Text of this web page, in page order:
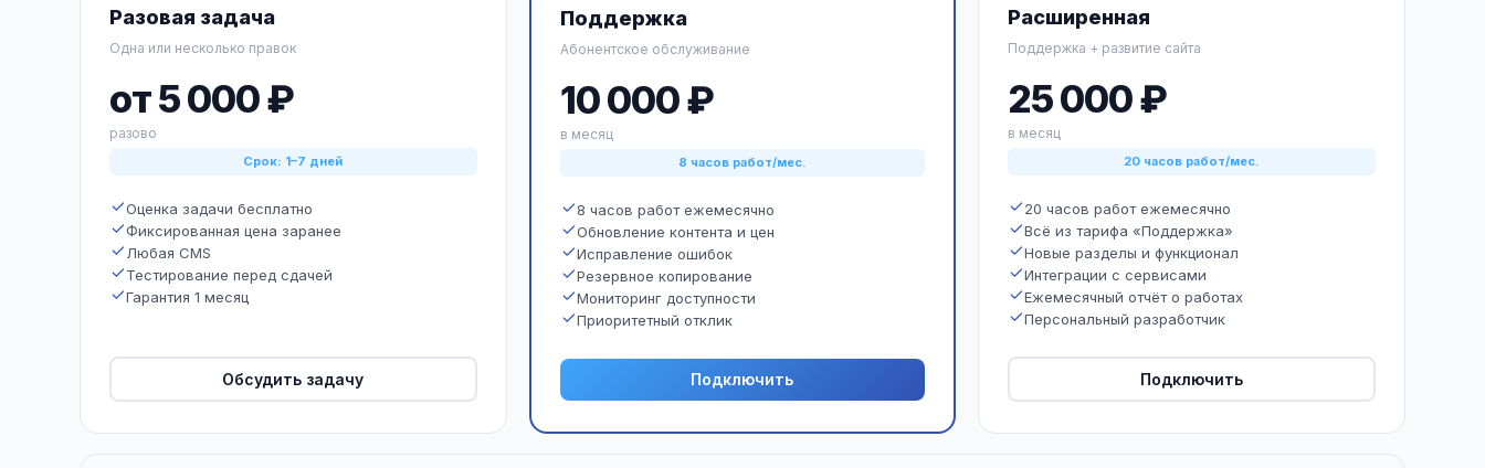
Разовая задача
Одна или несколько правок
от 5 000 ₽
разово
Срок: 1–7 дней
Оценка задачи бесплатно
Фиксированная цена заранее
Любая CMS
Тестирование перед сдачей
Гарантия 1 месяц
Обсудить задачу
Поддержка
Абонентское обслуживание
10 000 ₽
в месяц
8 часов работ/мес.
8 часов работ ежемесячно
Обновление контента и цен
Исправление ошибок
Резервное копирование
Мониторинг доступности
Приоритетный отклик
Подключить
Расширенная
Поддержка + развитие сайта
25 000 ₽
в месяц
20 часов работ/мес.
20 часов работ ежемесячно
Всё из тарифа «Поддержка»
Новые разделы и функционал
Интеграции с сервисами
Ежемесячный отчёт о работах
Персональный разработчик
Подключить